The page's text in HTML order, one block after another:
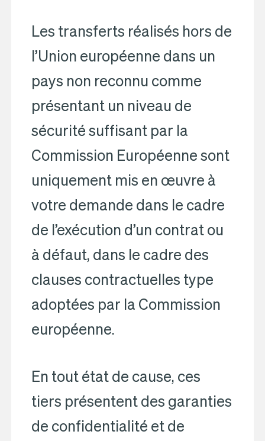
Les transferts réalisés hors de
l’Union européenne dans un
pays non reconnu comme
présentant un niveau de
sécurité suffisant par la
Commission Européenne sont
uniquement mis en œuvre à
votre demande dans le cadre
de l’exécution d’un contrat ou
à défaut, dans le cadre des
clauses contractuelles type
adoptées par la Commission
européenne.
En tout état de cause, ces
tiers présentent des garanties
de confidentialité et de